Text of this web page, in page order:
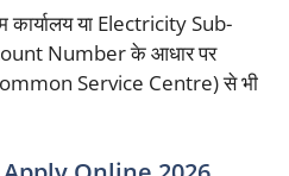
कार्यालय या Electricity Sub-
Number के आधार पर
Service Centre) से भी